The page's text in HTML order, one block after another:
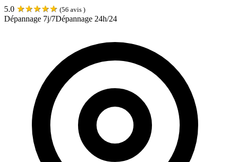
5.0 ★★★★★ (56 avis )
Dépannage 7j/7Dépannage 24h/24